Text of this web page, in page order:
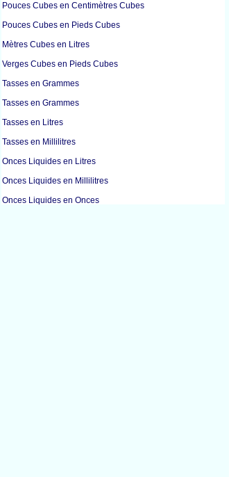
Pouces Cubes en Centimètres Cubes
Pouces Cubes en Pieds Cubes
Mètres Cubes en Litres
Verges Cubes en Pieds Cubes
Tasses en Grammes
Tasses en Grammes
Tasses en Litres
Tasses en Millilitres
Onces Liquides en Litres
Onces Liquides en Millilitres
Onces Liquides en Onces